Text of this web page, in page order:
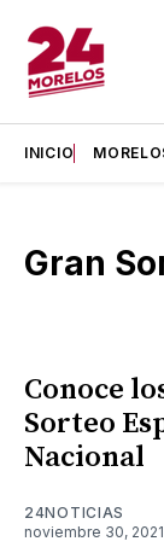
INICIO
Gran
Conoce
Sorteo
Nacional
24NOTICIAS
noviembre 30, 2021